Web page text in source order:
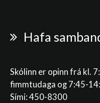
Hafa
Skólinn er opinn frá kl.
fimmtudaga og 7:45-
Sími: 450-8300